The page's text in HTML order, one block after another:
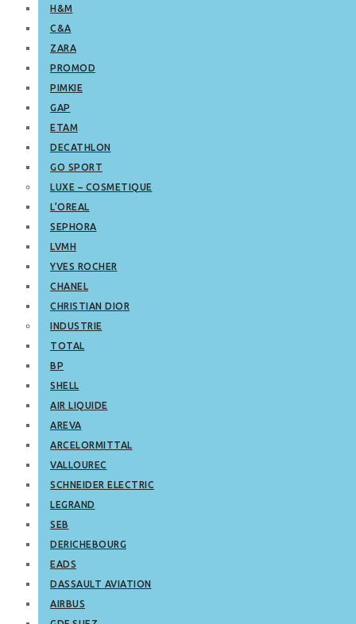
H&M
C&A
ZARA
PROMOD
PIMKIE
GAP
ETAM
DECATHLON
GO SPORT
LUXE – COSMETIQUE
L’OREAL
SEPHORA
LVMH
YVES ROCHER
CHANEL
CHRISTIAN DIOR
INDUSTRIE
TOTAL
BP
SHELL
AIR LIQUIDE
AREVA
ARCELORMITTAL
VALLOUREC
SCHNEIDER ELECTRIC
LEGRAND
SEB
DERICHEBOURG
EADS
DASSAULT AVIATION
AIRBUS